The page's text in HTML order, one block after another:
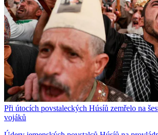
Při útocích povstaleckých Húsíů zemřelo na
vojáků